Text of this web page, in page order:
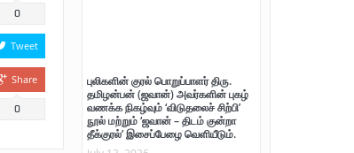
‘விடுதலைச் சிற்பி’ நூல் மற்றும் ‘ஜவான் – திடம் குன்றா தீக்குரல்’ இசைப்பேழை
0
Tweet
Share
0
புலிகளின் குரல் பொறுப்பாளர் திரு.
தமிழன்பன் (ஜவான்) அவர்களின் புகழ்
வணக்க நிகழ்வும் ‘விடுதலைச் சிற்பி’
நூல் மற்றும் ‘ஜவான் – திடம் குன்றா
தீக்குரல்’ இசைப்பேழை வெளியீடும்.